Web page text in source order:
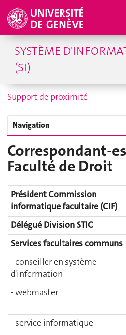
SYSTÈME
(SI)
Support de proximité
Navigation
Correspondant-
Faculté de Droit
Président Commission
informatique facultaire (CIF)
Délégué Division STIC
Services facultaires communs
- conseiller en système
d'information
- webmaster
- service informatique